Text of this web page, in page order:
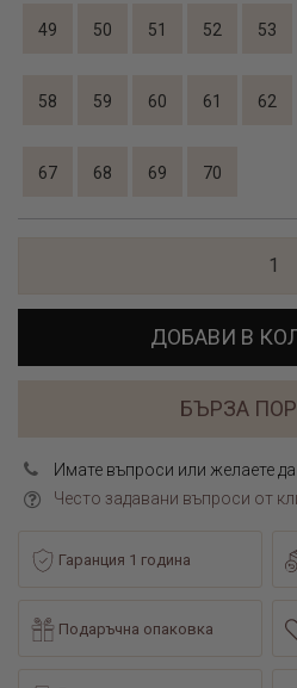
49 50 51 52 53
58 59 60 61 62
67 68 69 70
ДОБАВИ В
БЪРЗА
Имате въпроси или желаете
Често задавани въпроси от
Гаранция 1 година
Подаръчна опаковка